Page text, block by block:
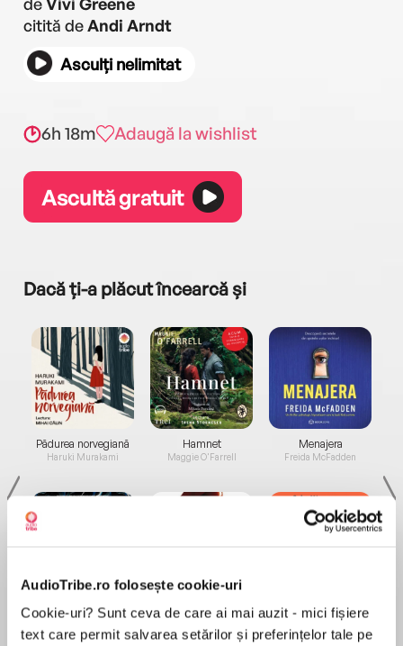
AudioTribe.ro folosește cookie-uri
Cookie-uri? Sunt ceva de care ai mai auzit - mici fișiere
text care permit salvarea setărilor și preferințelor tale pe
citită deAndi Arndt
Asculți nelimitat
6h 18m Adaugă la wishlist
Ascultă gratuit
Dacă ți-a plăcut încearcă și
Pădurea norvegiană
Haruki Murakami
Elita de Argint (Elita
de...
Hamnet
Maggie O'Farrell
Diavolul se îmbracă de
la...
Menajera
Freida McFadden
Migdală
Sohn Won-pyung